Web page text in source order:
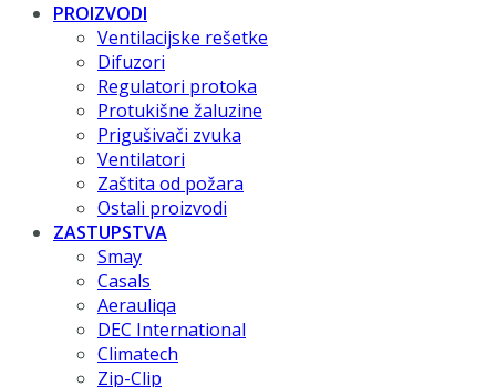
PROIZVODI
Ventilacijske rešetke
Difuzori
Regulatori protoka
Protukišne žaluzine
Prigušivači zvuka
Ventilatori
Zaštita od požara
Ostali proizvodi
ZASTUPSTVA
Smay
Casals
Aerauliqa
DEC International
Climatech
Zip-Clip